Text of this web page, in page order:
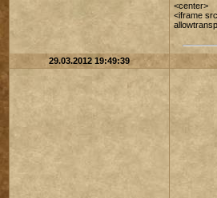
<center>
<iframe
29.03.2012 19:49:39